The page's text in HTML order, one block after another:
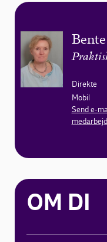
Direkte
Mobil
Send e-
OM DI